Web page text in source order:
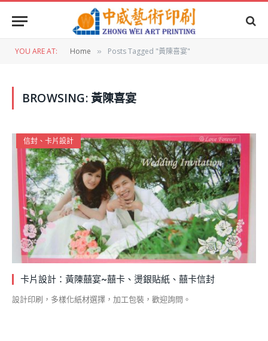
YOU ARE AT: Home » Posts Tagged "黃陳喜宴"
BROWSING: 黃陳喜宴
信封、卡片設計
卡片設計：黃陳囍宴~囍卡、燙銀貼紙、囍卡信封
設計印刷，多樣化紙材選擇，加工包裝，歡迎詢問。